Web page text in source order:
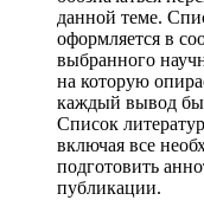
данной теме.
оформляется в
выбранного
на которую
каждый вывод
Список
включая все
подготовить
публикации.